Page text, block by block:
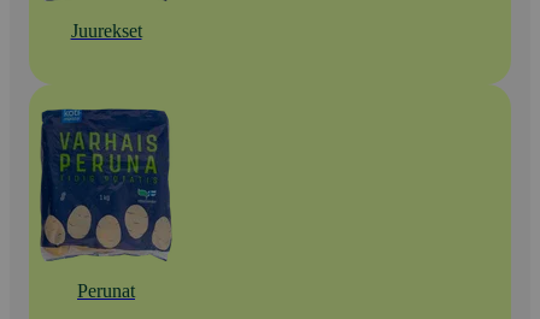
Juurekset
Perunat